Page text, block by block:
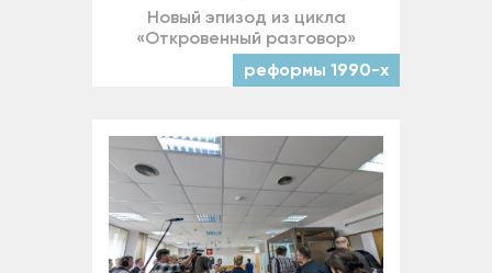
Новый эпизод из цикла
«Откровенный разговор»
реформы 1990-х